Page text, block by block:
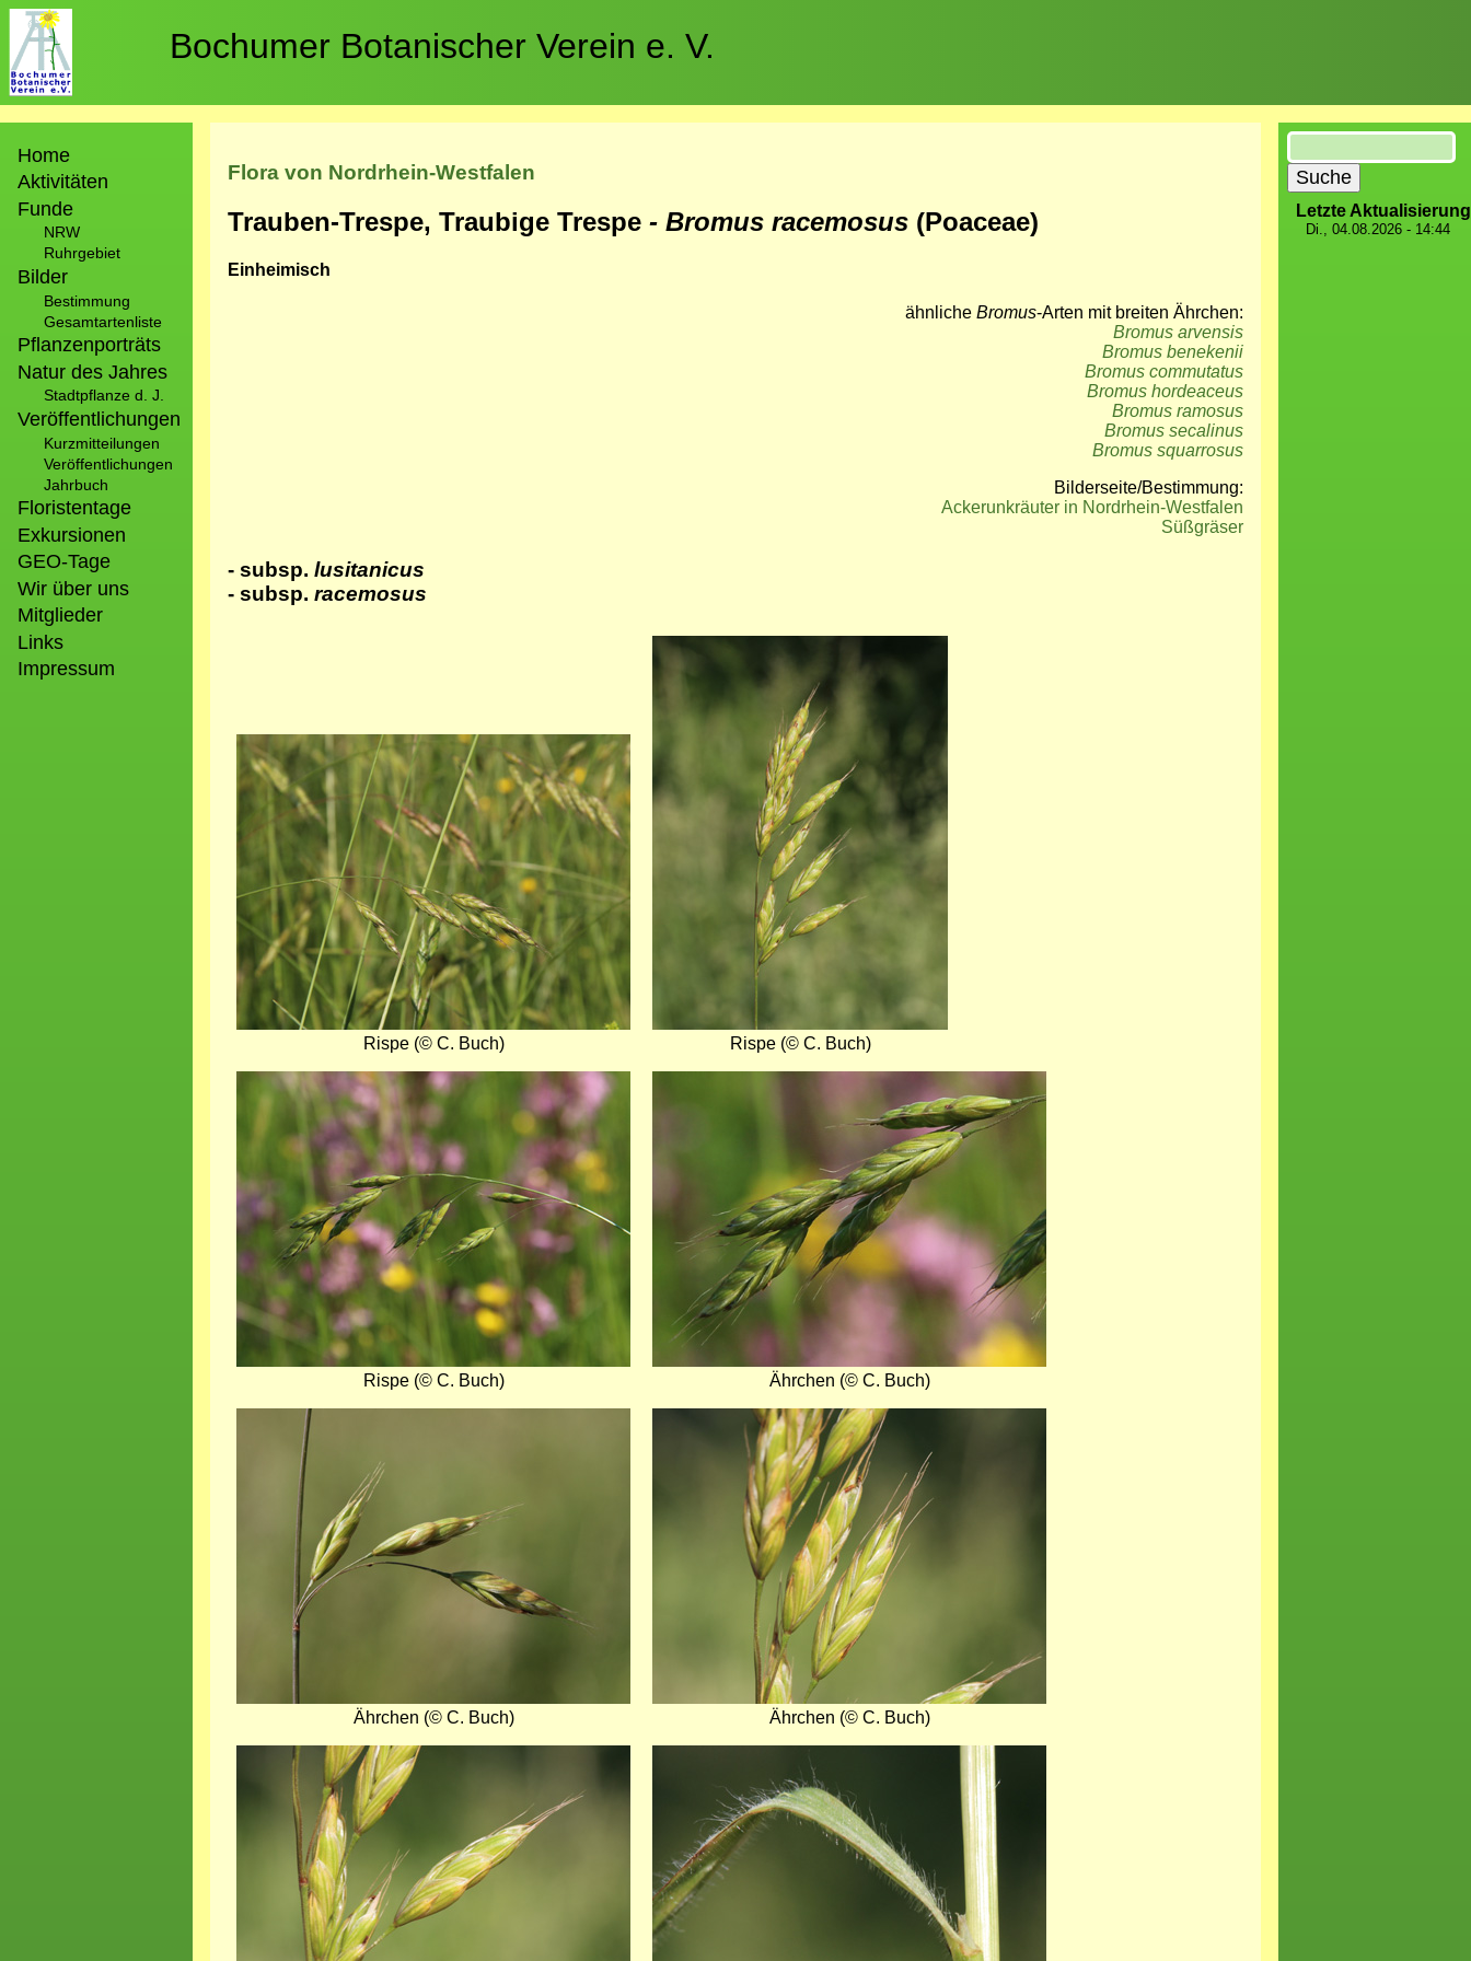
Direkt
zum
Inhalt
Bochumer Botanischer Verein e. V.
Home
Aktivitäten
Funde
NRW
Ruhrgebiet
Bilder
Bestimmung
Gesamtartenliste
Pflanzenporträts
Natur des Jahres
Stadtpflanze d. J.
Veröffentlichungen
Kurzmitteilungen
Veröffentlichungen
Jahrbuch
Floristentage
Exkursionen
GEO-Tage
Wir über uns
Mitglieder
Links
Impressum
Flora von Nordrhein-Westfalen
Trauben-Trespe, Traubige Trespe - Bromus racemosus (Poaceae)
Einheimisch
ähnliche Bromus-Arten mit breiten Ährchen:
Bromus arvensis
Bromus benekenii
Bromus commutatus
Bromus hordeaceus
Bromus ramosus
Bromus secalinus
Bromus squarrosus
Bilderseite/Bestimmung:
Ackerunkräuter in Nordrhein-Westfalen
Süßgräser
- subsp. lusitanicus
- subsp. racemosus
Bild
Rispe (© C. Buch)
Bild
Rispe (© C. Buch)
Rispe (© C. Buch)
Ährchen (© C. Buch)
Ährchen (© C. Buch)
Ährchen (© C. Buch)
Suche
Letzte Aktualisierung
Di., 04.08.2026 - 14:44